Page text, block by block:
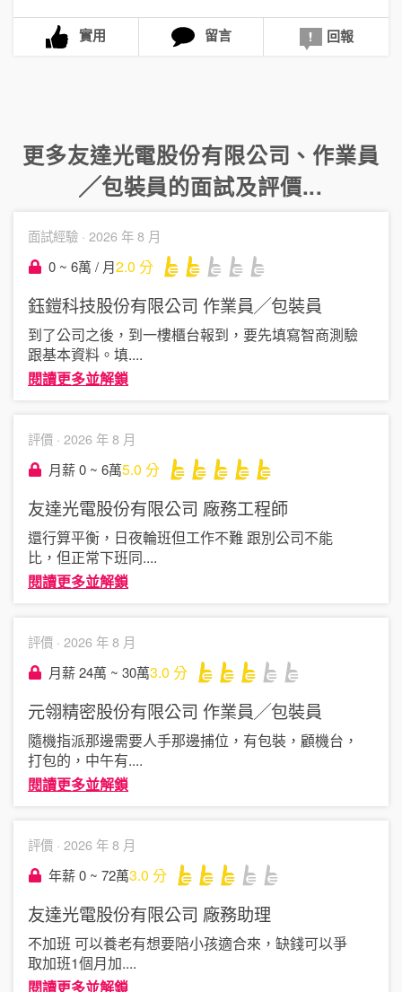
實用 留言 回報
更多友達光電股份有限公司 、 作業員
╱包裝員的面試及評價...
面試經驗 · 2026 年 8 月
0 ~ 6萬 / 月2.0 分
鈺鎧科技股份有限公司 作業員╱包裝員
到了公司之後，到一樓櫃台報到，要先填寫智商測驗
跟基本資料。填....
閱讀更多並解鎖
評價 · 2026 年 8 月
月薪 0 ~ 6萬5.0 分
友達光電股份有限公司 廠務工程師
還行算平衡，日夜輪班但工作不難 跟別公司不能
比，但正常下班同....
閱讀更多並解鎖
評價 · 2026 年 8 月
月薪 24萬 ~ 30萬3.0 分
元翎精密股份有限公司 作業員╱包裝員
隨機指派那邊需要人手那邊捕位，有包裝，顧機台，
打包的，中午有....
閱讀更多並解鎖
評價 · 2026 年 8 月
年薪 0 ~ 72萬3.0 分
友達光電股份有限公司 廠務助理
不加班 可以養老有想要陪小孩適合來，缺錢可以爭
取加班1個月加....
閱讀更多並解鎖